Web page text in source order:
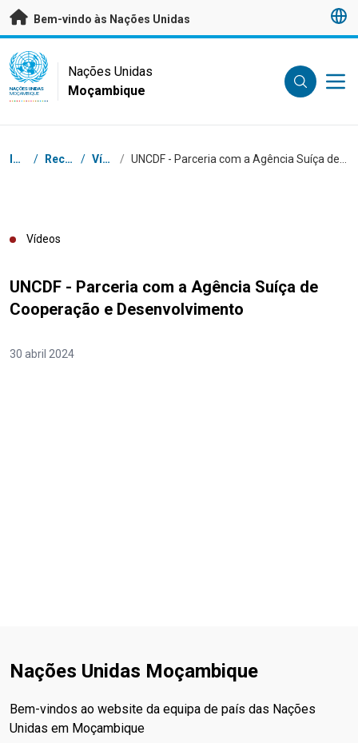
Saltar para conteúdo principal
Bem-vindo às Nações Unidas
UN Logo
NAÇÕES UNIDAS
MOÇAMBIQUE
Nações Unidas
Moçambique
Breadcrumb
Início / Recursos / Vídeos /
Vídeos
UNCDF - Parceria com a Agência Suíça de
Cooperação e Desenvolvimento
30 abril 2024
Nações Unidas Moçambique
Bem-vindos ao website da equipa de país das Nações
Unidas em Moçambique